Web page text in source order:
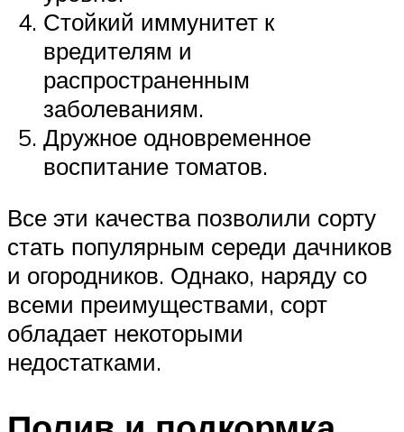
Стойкий иммунитет к
вредителям и
распространенным
заболеваниям.
Дружное одновременное
воспитание томатов.
Все эти качества позволили сорту
стать популярным середи дачников
и огородников. Однако, наряду со
всеми преимуществами, сорт
обладает некоторыми
недостатками.